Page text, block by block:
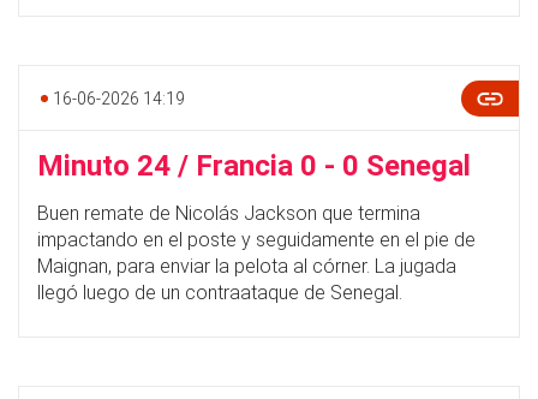
16-06-2026 14:19
Minuto 24 / Francia 0 - 0 Senegal
Buen remate de Nicolás Jackson que termina
impactando en el poste y seguidamente en el pie de
Maignan, para enviar la pelota al córner. La jugada
llegó luego de un contraataque de Senegal.